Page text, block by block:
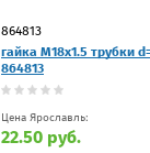
864813
гайка М18х1.5 трубки
864813
Цена Ярославль:
22.50 руб.